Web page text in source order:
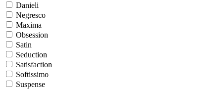
Danieli
Negresco
Maxima
Obsession
Satin
Seduction
Satisfaction
Softissimo
Suspense